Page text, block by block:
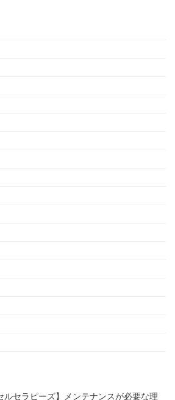
ルセラピーズ】メンテナンスが必要な理